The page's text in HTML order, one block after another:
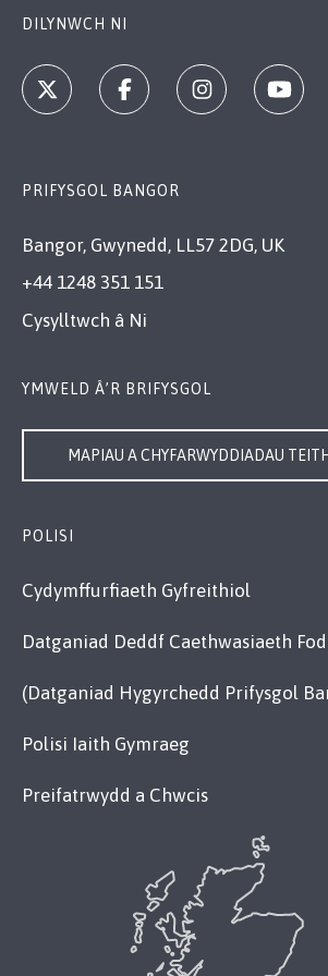
DILYNWCH NI
PRIFYSGOL BANGOR
Bangor, Gwynedd, LL57 2DG, UK
+44 1248 351 151
Cysylltwch â Ni
YMWELD Â’R BRIFYSGOL
MAPIAU A CHYFARWYDDIADAU
POLISI
Cydymffurfiaeth Gyfreithiol
Datganiad Deddf Caethwasiaeth
(Datganiad Hygyrchedd Prifysgol
Polisi Iaith Gymraeg
Preifatrwydd a Chwcis